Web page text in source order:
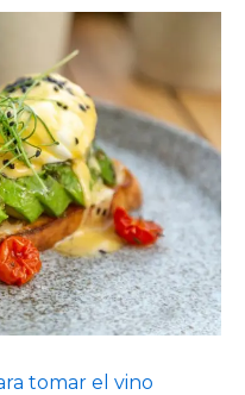
tomar el vino